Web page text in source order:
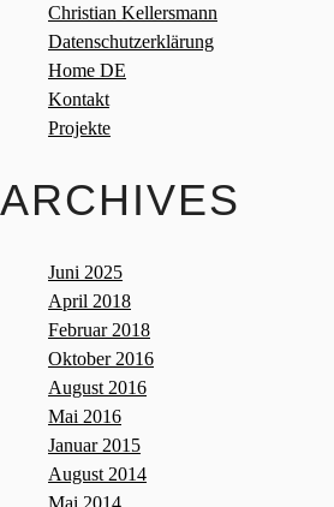
Christian Kellersmann
Datenschutzerklärung
Home DE
Kontakt
Projekte
ARCHIVES
Juni 2025
April 2018
Februar 2018
Oktober 2016
August 2016
Mai 2016
Januar 2015
August 2014
Mai 2014